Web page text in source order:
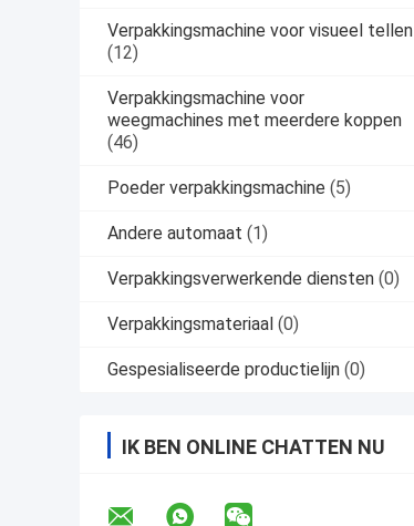
Verpakkingsmachine voor visueel tellen
(12)
Verpakkingsmachine voor
weegmachines met meerdere koppen
(46)
Poeder verpakkingsmachine (5)
Andere automaat (1)
Verpakkingsverwerkende diensten (0)
Verpakkingsmateriaal (0)
Gespesialiseerde productielijn (0)
IK BEN ONLINE CHATTEN NU